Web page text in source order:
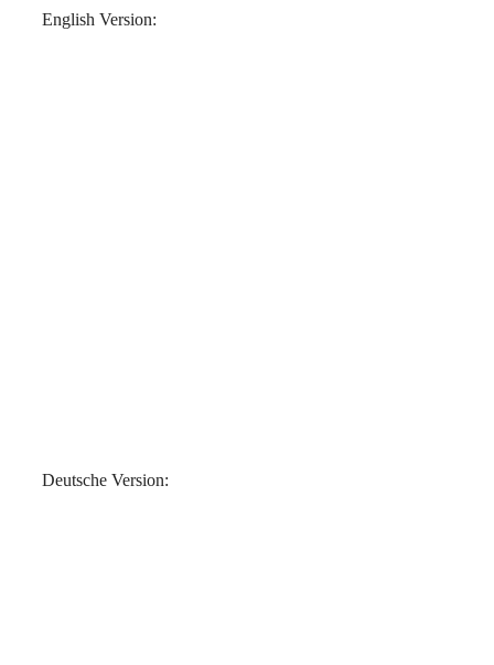
English Version:
Deutsche Version: